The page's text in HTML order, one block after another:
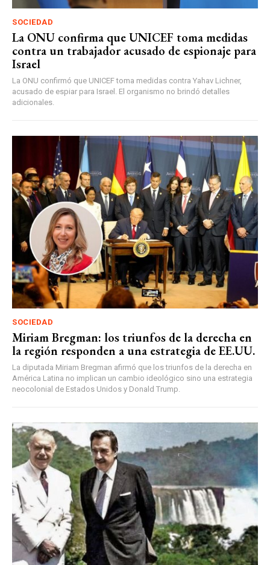
SOCIEDAD
La ONU confirma que UNICEF toma medidas
contra un trabajador acusado de espionaje para
Israel
La ONU confirmó que UNICEF toma medidas contra Yahav Lichner,
acusado de espiar para Israel. El organismo no brindó detalles
adicionales.
SOCIEDAD
Miriam Bregman: los triunfos de la derecha en
la región responden a una estrategia de EE.UU.
La diputada Miriam Bregman afirmó que los triunfos de la derecha en
América Latina no implican un cambio ideológico sino una estrategia
neocolonial de Estados Unidos y Donald Trump.